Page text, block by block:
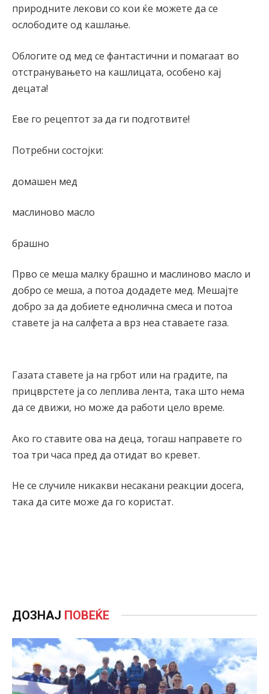
природните лекови со кои ќе можете да се
ослободите од кашлање.
Облогите од мед се фантастични и помагаат во
отстранувањето на кашлицата, особено кај
децата!
Еве го рецептот за да ги подготвите!
Потребни состојки:
домашен мед
маслиново масло
брашно
Прво се меша малку брашно и маслиново масло и
добро се меша, а потоа додадете мед. Мешајте
добро за да добиете еднолична смеса и потоа
ставете ја на салфета а врз неа ставаете газа.
Газата ставете ја на грбот или на градите, па
прицврстете ја со леплива лента, така што нема
да се движи, но може да работи цело време.
Ако го ставите ова на деца, тогаш направете го
тоа три часа пред да отидат во кревет.
Не се случиле никакви несакани реакции досега,
така да сите може да го користат.
ДОЗНАЈ ПОВЕЌЕ